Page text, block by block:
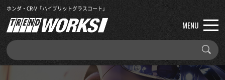
ホンダ・CR-V「ハイブリットグラスコート」
MENU